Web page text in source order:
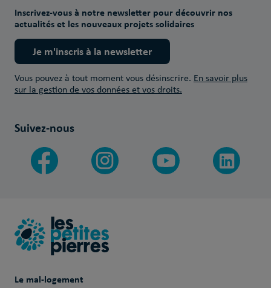
Inscrivez-vous à notre newsletter pour découvrir nos
actualités et les nouveaux projets solidaires
Je m'inscris à la newsletter
Vous pouvez à tout moment vous désinscrire. En savoir plus
sur la gestion de vos données et vos droits.
Suivez-nous
Le mal-logement